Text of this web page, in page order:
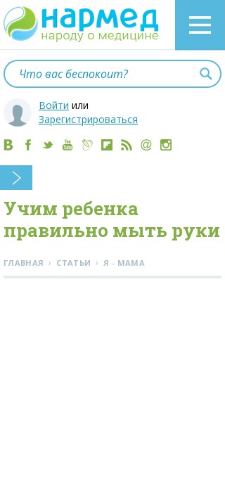
Войти или
Зарегистрироваться
Учим ребенка
правильно мыть руки
ГЛАВНАЯ › СТАТЬИ › Я - МАМА